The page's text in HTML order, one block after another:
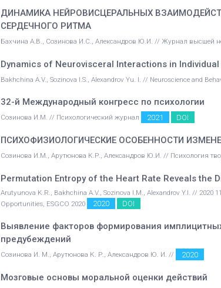
ДИНАМИКА НЕЙРОВИСЦЕРАЛЬНЫХ
СЕРДЕЧНОГО РИТМА
Бахчина А.В., Созинова И.С., Александров Ю.И. // Журнал высшей
Dynamics of Neurovisceral Interactions in
Bakhchina A.V., Sozinova I.S., Alexandrov Yu. I. // Neuroscience and
32-й Международный конгресс по психологии
Созинова И.М. // Психологический журнал 2021 DOI
ПСИХОФИЗИОЛОГИЧЕСКИЕ ОСОБЕННОСТИ
Созинова И.М., Арутюнова К.Р., Александров Ю.И. // Психология
Permutation Entropy of the Heart Rate Reveals
Arutyunova K.R., Bakhchina A.V., Sozinova I.M., Alexandrov Y.I. //
Opportunities, ESGCO 2020
2020 DOI
Выявление факторов формирования
предубеждений
Созинова И. М., Арутюнова К. Р., Александров Ю. И. // 2020
Мозговые основы моральной оценки действий